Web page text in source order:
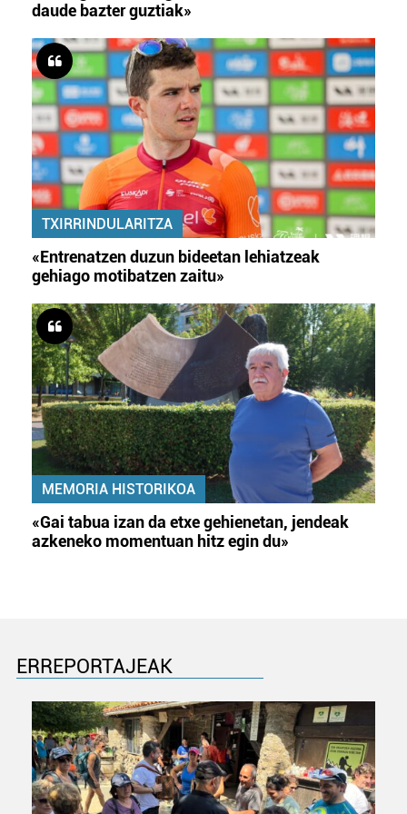
daude bazter guztiak»
TXIRRINDULARITZA
«Entrenatzen duzun bideetan lehiatzeak
gehiago motibatzen zaitu»
MEMORIA HISTORIKOA
«Gai tabua izan da etxe gehienetan, jendeak
azkeneko momentuan hitz egin du»
ERREPORTAJEAK